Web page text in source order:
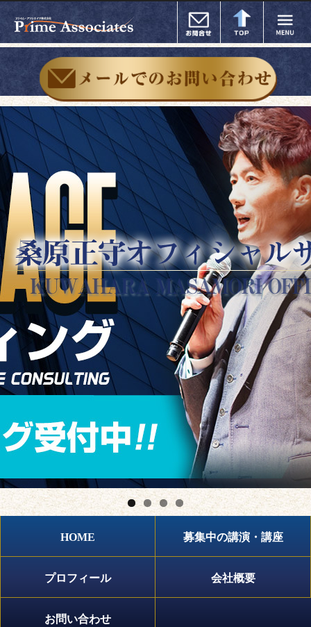
HOME 募集中の講演・講座
プロフィール 会社概要
お問い合わせ